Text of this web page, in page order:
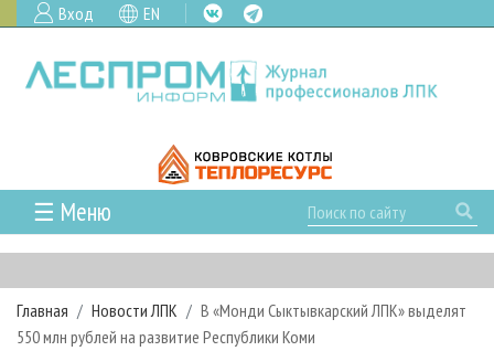
Вход EN
☰ Меню
ГЛАВНАЯ
РУБРИКИ И ТЕМЫ
РУБРИКИ ЖУРНАЛА
НОВОСТИ
Главная Новости ЛПК
В «Монди Сыктывкарский ЛПК» выделят
550 млн рублей на развитие Республики Коми